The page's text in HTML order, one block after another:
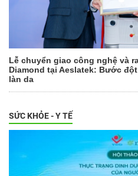
Lễ chuyển giao công nghệ và
Diamond tại Aeslatek: Bước
làn da
SỨC KHỎE - Y TẾ